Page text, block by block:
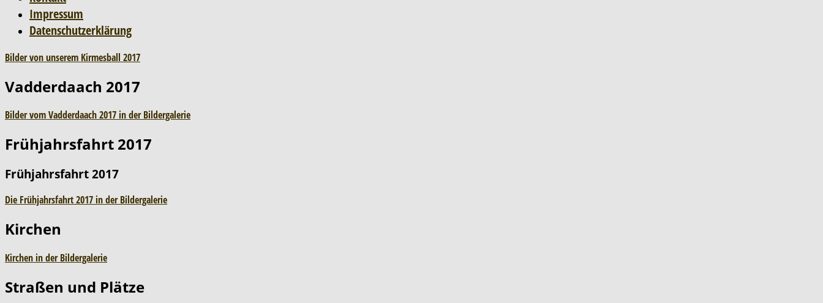
Impressum
Datenschutzerklärung
Bilder von unserem Kirmesball 2017
Vadderdaach 2017
Bilder vom Vadderdaach 2017 in der Bildergalerie
Frühjahrsfahrt 2017
Frühjahrsfahrt 2017
Die Frühjahrsfahrt 2017 in der Bildergalerie
Kirchen
Kirchen in der Bildergalerie
Straßen und Plätze